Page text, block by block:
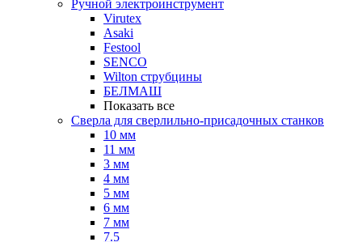
Ручной электроинструмент
Virutex
Asaki
Festool
SENCO
Wilton струбцины
БЕЛМАШ
Показать все
Сверла для сверлильно-присадочных станков
10 мм
11 мм
3 мм
4 мм
5 мм
6 мм
7 мм
7.5